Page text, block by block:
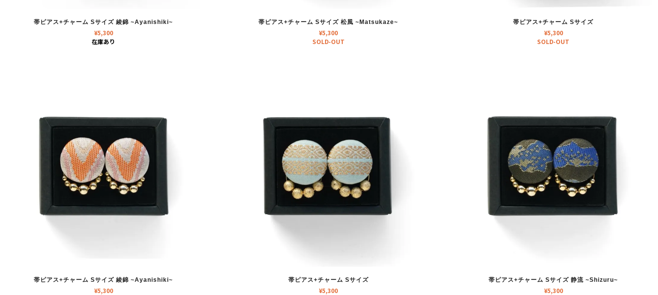
帯ピアス+チャーム Sサイズ 綾錦 ~Ayanishiki~
¥5,300
在庫あり
帯ピアス+チャーム Sサイズ 松風 ~Matsukaze~
¥5,300
SOLD-OUT
帯ピアス+チャーム Sサイズ
¥5,300
SOLD-OUT
帯ピアス+チャーム Sサイズ 綾錦 ~Ayanishiki~
¥5,300
帯ピアス+チャーム Sサイズ
¥5,300
帯ピアス+チャーム Sサイズ 静流 ~Shizuru~
¥5,300